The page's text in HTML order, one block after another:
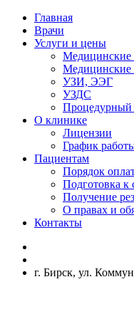
Главная
Врачи
Услуги и цены
Медицинские
Медицинские
УЗИ, ЭЭГ
УЗДС
Процедурный
О клинике
Лицензии
График
Пациентам
Порядок
Подготовка к
Получение
О правах и
Контакты
г. Бирск, ул.